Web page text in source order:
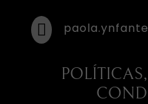
 paola.ynfante